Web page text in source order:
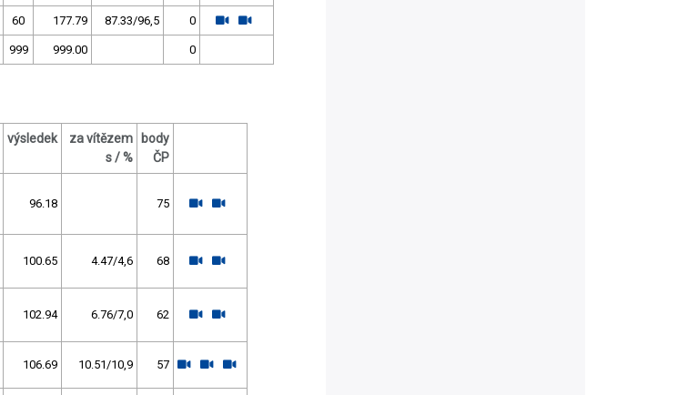
60 177.79 87.33/96,5 0
999 999.00 0
výsledek
za vítězem
s / %
body
ČP
96.18 75
100.65 4.47/4,6 68
102.94 6.76/7,0 62
106.69 10.51/10,9 57